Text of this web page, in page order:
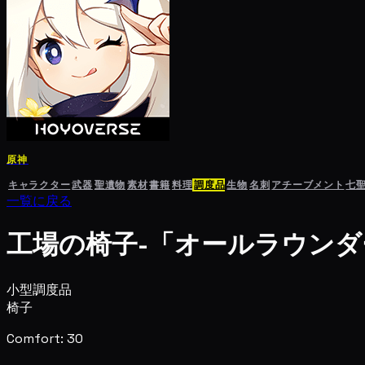
原神
キャラクター武器聖遺物素材書籍料理調度品生物名刺 アチーブメント 七
一覧に戻る
工場の椅子-「オールラウンダ
小型調度品
椅子
Comfort: 30